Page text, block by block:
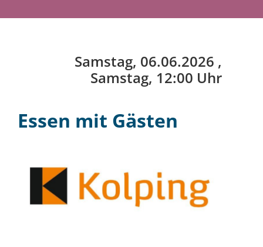
Samstag, 06.06.2026 ,
Samstag, 12:00 Uhr
Essen mit Gästen